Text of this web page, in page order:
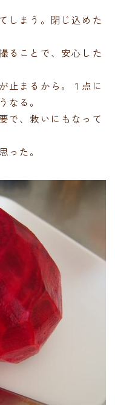
しまう。閉じ込めた
ることで、安心した
止まるから。１点に
なる。
で、救いにもなって
った。